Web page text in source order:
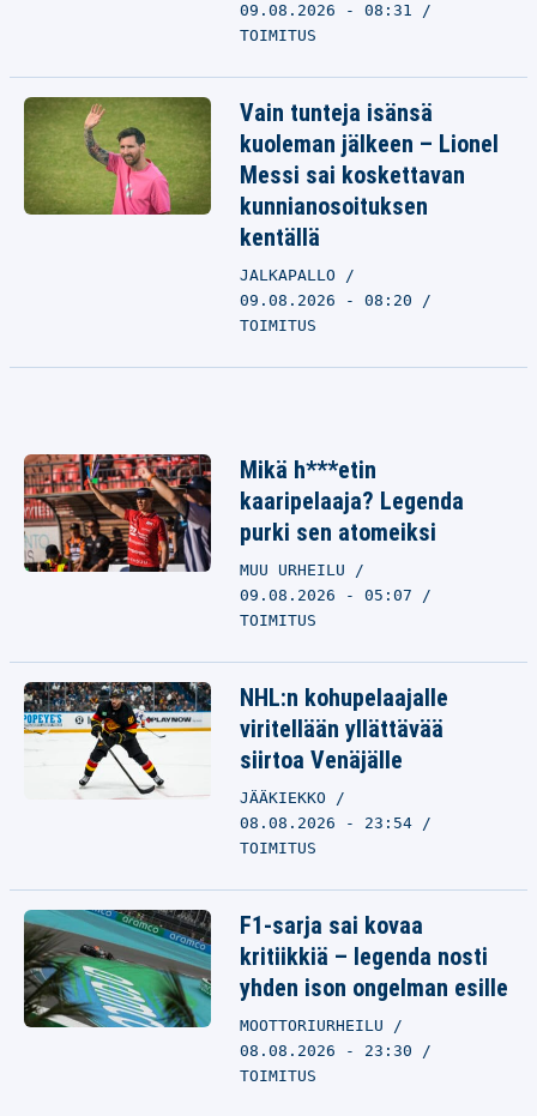
09.08.2026 - 08:31
TOIMITUS
Vain tunteja isänsä
kuoleman jälkeen – Lionel
Messi sai koskettavan
kunnianosoituksen
kentällä
JALKAPALLO
09.08.2026 - 08:20
TOIMITUS
Mikä h***etin
kaaripelaaja? Legenda
purki sen atomeiksi
MUU URHEILU
09.08.2026 - 05:07
TOIMITUS
NHL:n kohupelaajalle
viritellään yllättävää
siirtoa Venäjälle
JÄÄKIEKKO
08.08.2026 - 23:54
TOIMITUS
F1-sarja sai kovaa
kritiikkiä – legenda nosti
yhden ison ongelman esille
MOOTTORIURHEILU
08.08.2026 - 23:30
TOIMITUS